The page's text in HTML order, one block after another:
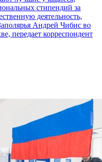
стипендий за
деятельность,
Андрей Чибис во
передает корреспондент